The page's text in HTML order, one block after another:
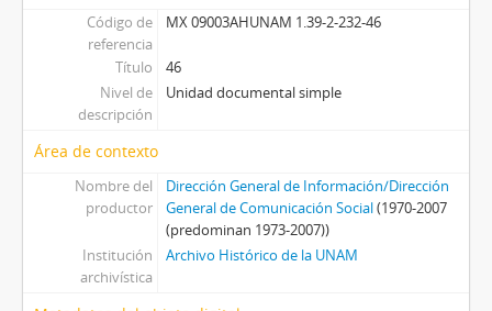
Código de
referencia
MX 09003AHUNAM 1.39-2-232-46
Título
46
Nivel de
descripción
Unidad documental simple
Área de contexto
Nombre del
productor
Dirección General de Información/Dirección
General de Comunicación Social(1970-2007
(predominan 1973-2007))
Institución
archivística
Archivo Histórico de la UNAM